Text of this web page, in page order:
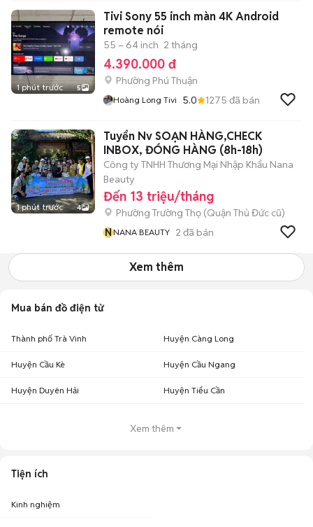
1 phút trước 5
Tivi Sony 55 inch màn 4K Android
remote nói
55 – 64 inch 2 tháng
4.390.000 đ
Phường Phú Thuận
Hoàng Long Tivi 5.0 1275 đã bán
1 phút trước 4
Tuyển Nv SOẠN HÀNG,CHECK
INBOX, ĐÓNG HÀNG (8h-18h)
Công ty TNHH Thương Mại Nhập Khẩu Nana
Beauty
Đến 13 triệu/tháng
Phường Trường Thọ (Quận Thủ Đức cũ)
NNANA BEAUTY 2 đã bán
Xem thêm
Mua bán đồ điện tử
Thành phố Trà Vinh Huyện Càng Long
Huyện Cầu Kè Huyện Cầu Ngang
Huyện Duyên Hải Huyện Tiểu Cần
Xem thêm
Tiện ích
Kinh nghiệm